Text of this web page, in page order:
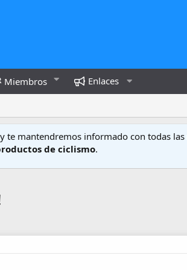
Miembros Enlaces
y te mantendremos informado con todas las
de ciclismo.